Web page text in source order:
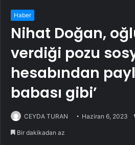
Haber
Nihat Doğan,
verdiği pozu
hesabından
babası gibi’
CEYDA TURAN Haziran 6, 2023
Bir dakikadan az